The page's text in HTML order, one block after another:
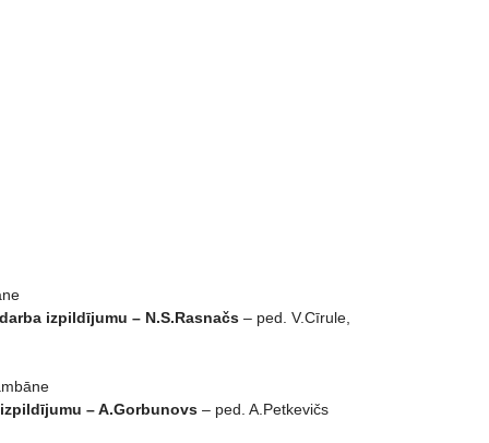
izpildījumu – N.S.Rasnačs – ped. V.Cīrule,
– A.Gorbunovs – ped. A.Petkevičs